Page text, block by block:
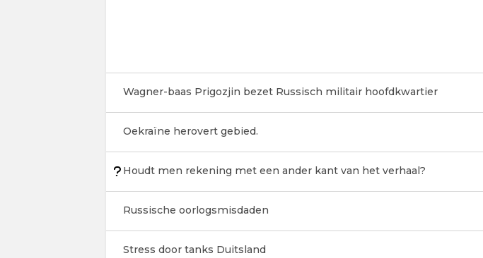
Wagner-baas Prigozjin bezet Russisch militair hoofdkwartier
Oekraïne herovert gebied.
Houdt men rekening met een ander kant van het verhaal?
Russische oorlogsmisdaden
Stress door tanks Duitsland